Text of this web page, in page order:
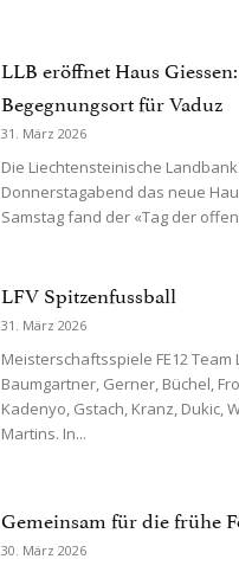
LLB eröffnet Haus
Begegnungsort für Vaduz
31. März 2026
Die Liechtensteinische
Donnerstagabend das neue
Samstag fand der «Tag der
LFV Spitzenfussball
31. März 2026
Meisterschaftsspiele FE12 Team
Baumgartner, Gerner, Büchel,
Kadenyo, Gstach, Kranz, Dukic,
Martins. In...
Gemeinsam für die frühe
30. März 2026